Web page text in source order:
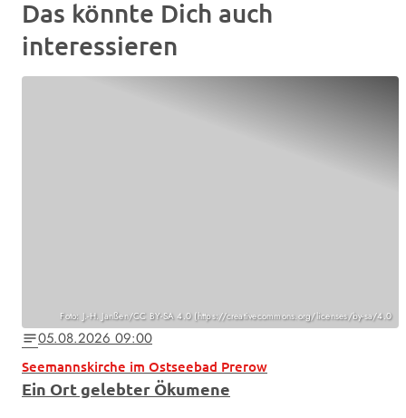
Das könnte Dich auch
interessieren
Foto: J.-H. Janßen/CC BY-SA 4.0 (https://creativecommons.org/licenses/by-sa/4.0
notes05.08.2026 09:00
Seemannskirche im Ostseebad Prerow
Ein Ort gelebter Ökumene